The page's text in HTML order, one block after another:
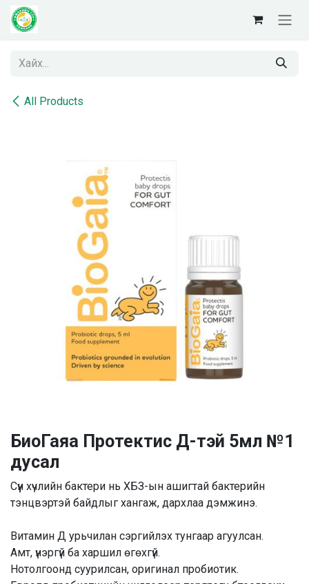
Skip to Content
All Products
БиоГаяа Протектис Д-тэй 5мл №1
дусал
Сүүн хүчлийн бактери нь ХБЗ-ын ашигтай бактерийн
тэнцвэртэй байдлыг хангаж, дархлаа дэмжинэ.
Витамин Д урьчилан сэргийлэх тунгаар агуулсан.
Амт, үнэргүй ба харшил өгөхгүй.
Нотолгоонд суурилсан, оригинал пробиотик.